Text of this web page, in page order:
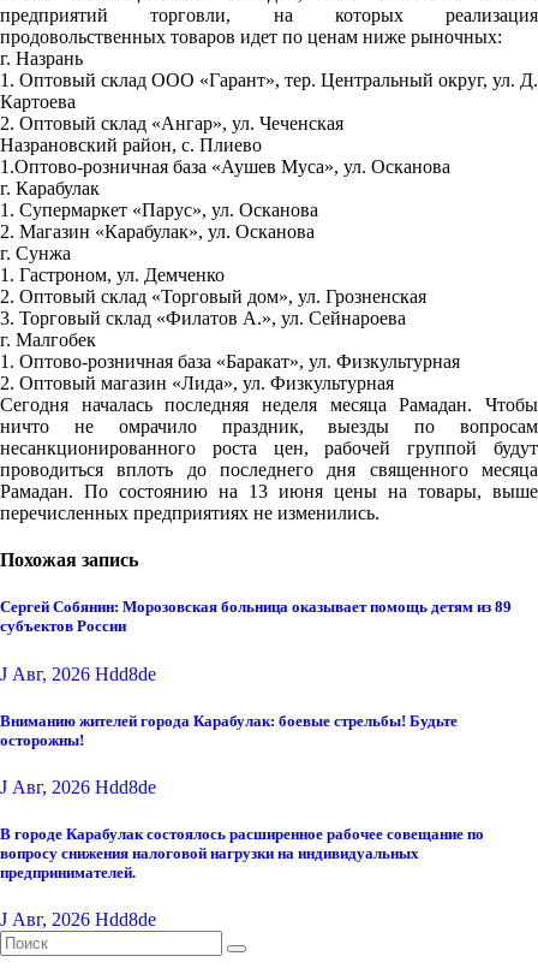
предприятий торговли, на которых реализация
продовольственных товаров идет по ценам ниже рыночных:
г. Назрань
1. Оптовый склад ООО «Гарант», тер. Центральный округ, ул. Д.
Картоева
2. Оптовый склад «Ангар», ул. Чеченская
Назрановский район, с. Плиево
1.Оптово-розничная база «Аушев Муса», ул. Осканова
г. Карабулак
1. Супермаркет «Парус», ул. Осканова
2. Магазин «Карабулак», ул. Осканова
г. Сунжа
1. Гастроном, ул. Демченко
2. Оптовый склад «Торговый дом», ул. Грозненская
3. Торговый склад «Филатов А.», ул. Сейнароева
г. Малгобек
1. Оптово-розничная база «Баракат», ул. Физкультурная
2. Оптовый магазин «Лида», ул. Физкультурная
Сегодня началась последняя неделя месяца Рамадан. Чтобы
ничто не омрачило праздник, выезды по вопросам
несанкционированного роста цен, рабочей группой будут
проводиться вплоть до последнего дня священного месяца
Рамадан. По состоянию на 13 июня цены на товары, выше
перечисленных предприятиях не изменились.
Похожая запись
Сергей Собянин: Морозовская больница оказывает помощь детям из 89
субъектов России
J Авг, 2026 Hdd8de
Вниманию жителей города Карабулак: боевые стрельбы! Будьте
осторожны!
J Авг, 2026 Hdd8de
В городе Карабулак состоялось расширенное рабочее совещание по
вопросу снижения налоговой нагрузки на индивидуальных
предпринимателей.
J Авг, 2026 Hdd8de